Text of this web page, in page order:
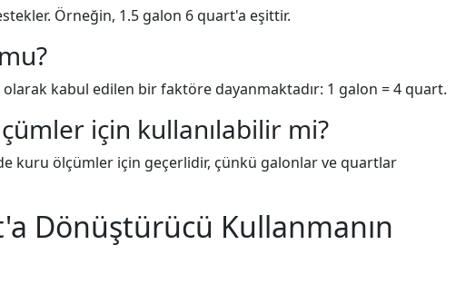
Örneğin, 1.5 galon 6 quart'a eşittir.
kabul edilen bir faktöre dayanmaktadır: 1 galon = 4 quart.
için kullanılabilir mi?
kuru ölçümler için geçerlidir, çünkü galonlar ve quartlar
Dönüştürücü Kullanmanın